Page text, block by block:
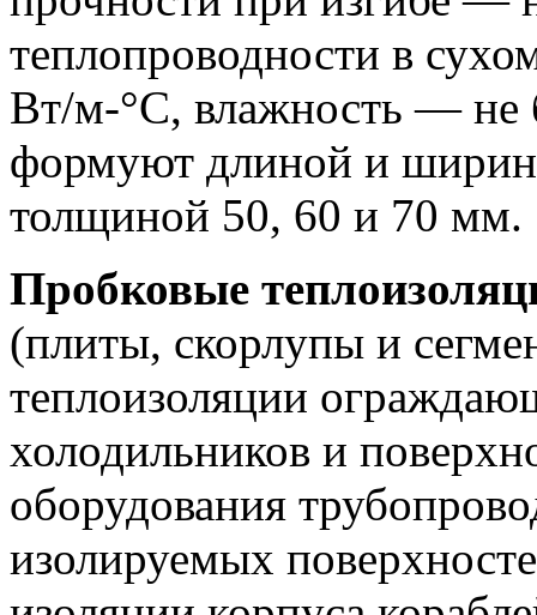
теплопроводности в
Вт/м-°С, влажность — не
формуют длиной и
толщиной 50, 60 и 70 мм.
Пробковые
(плиты, скорлупы и
теплоизоляции
холодильников и
оборудования
изолируемых